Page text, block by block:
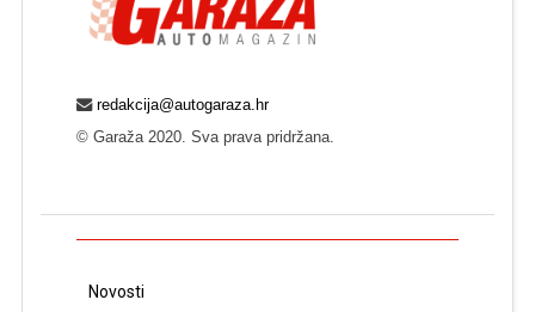
redakcija@autogaraza.hr
© Garaža 2020. Sva prava pridržana.
Novosti